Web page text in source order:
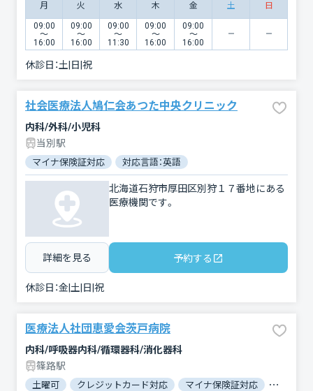
月 火 水 木 金 土 日
09:00
〜
16:00
09:00
〜
16:00
09:00
〜
11:30
09:00
〜
16:00
09:00
〜
16:00
休診日：土|日|祝
社会医療法人鳩仁会あつた中央クリニック
内科/外科/小児科
当別駅
マイナ保険証対応 対応言語：英語
北海道石狩市厚田区別狩１７番地にある
医療機関です。
詳細を見る 予約する
休診日：金|土|日|祝
医療法人社団恵愛会茨戸病院
内科/呼吸器内科/循環器科/消化器科
篠路駅
土曜可 クレジットカード対応 マイナ保険証対応 駐車場